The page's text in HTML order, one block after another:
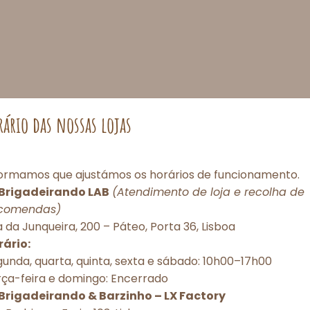
as melhores experiências, utilizamos tecnologias como cookies
e/ou acessar informações do dispositivo. O consentimento com essas
processar dados como comportamento de navegação ou IDs únicos
ou a retirada do consentimento podem afetar negativamente
e funções.
das nossas lojas
que ajustámos os horários de funcionamento.
LAB (Atendimento de loja e recolha de
da Junqueira, 200 – Páteo, Porta 36, Lisboa
quarta, quinta, sexta e sábado: 10h00–17h00
feira e domingo: Encerrado
& Barzinho – LX Factory